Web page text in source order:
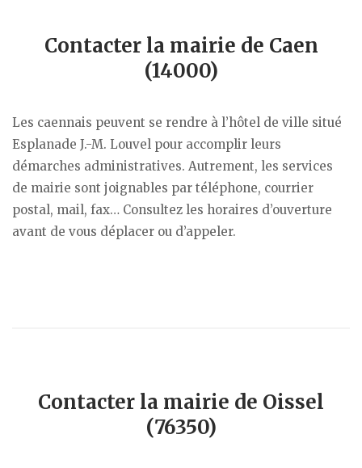
Contacter la mairie de Caen
(14000)
Les caennais peuvent se rendre à l’hôtel de ville situé
Esplanade J.-M. Louvel pour accomplir leurs
démarches administratives. Autrement, les services
de mairie sont joignables par téléphone, courrier
postal, mail, fax… Consultez les horaires d’ouverture
avant de vous déplacer ou d’appeler.
Contacter la mairie de Oissel
(76350)